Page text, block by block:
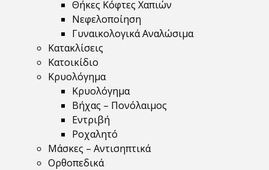
Θήκες Κόφτες Χαπιών
Νεφελοποίηση
Γυναικολογικά Αναλώσιμα
Κατακλίσεις
Κατοικίδιο
Κρυολόγημα
Κρυολόγημα
Βήχας – Πονόλαιμος
Εντριβή
Ροχαλητό
Μάσκες – Αντισηπτικά
Ορθοπεδικά